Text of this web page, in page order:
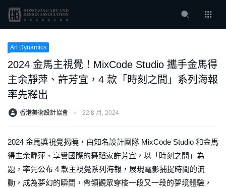
Art Dynamics
2024 金馬主視覺！MixCode Studio 攜手金馬得
主余靜萍、許芳宜，4 款「時刻之間」系列海報
率先釋出
香港美術設計協會 ⋅ 22 8 月, 2024
2024 金馬獎視覺揭曉，由知名設計團隊 MixCode Studio 和金馬
得主余靜萍、享譽國際的舞蹈家許芳宜，以「時刻之間」為
題，率先公布 4 款主視覺系列海報，展現電影捕捉時間的流
動，成為夢幻的瞬間，帶領觀眾穿梭一段又一段的夢境體驗，